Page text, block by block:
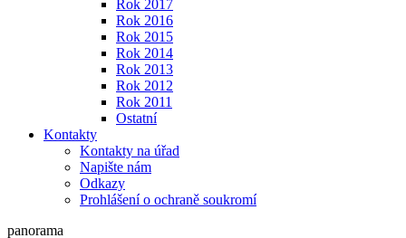
Rok 2017
Rok 2016
Rok 2015
Rok 2014
Rok 2013
Rok 2012
Rok 2011
Ostatní
Kontakty
Kontakty na úřad
Napište nám
Odkazy
Prohlášení o ochraně soukromí
panorama